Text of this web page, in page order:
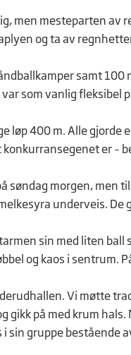
men mesteparten av
og ta av
samt
som vanlig fleksibel
løp 400 m. Alle
er –
søndag morgen, men
underveis.
sin med liten
og kaos i sentrum.
Vi møtte
gikk på med krum
sin gruppe bestående